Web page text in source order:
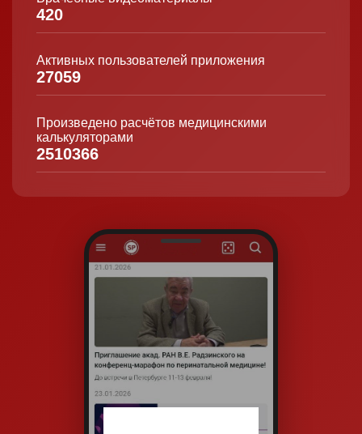
420
Активных пользователей приложения
27059
Произведено расчётов медицинскими
калькуляторами
2510366